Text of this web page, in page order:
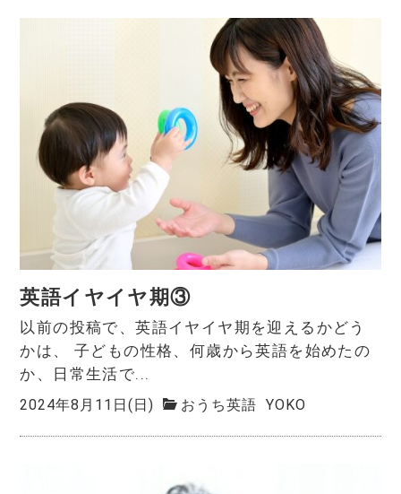
英語イヤイヤ期③
以前の投稿で、英語イヤイヤ期を迎えるかどう
かは、 子どもの性格、何歳から英語を始めたの
か、日常生活で...
2024年8月11日(日) おうち英語 YOKO